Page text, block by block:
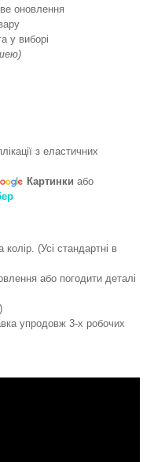
оновлення
у виборі
з еластичних
Картинки або
(Усі стандартні в
або погодити деталі
упродовж 3-х робочих